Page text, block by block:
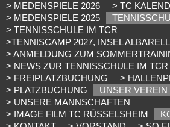
> MEDENSPIELE 2026
> TC
> MEDENSPIELE 2025
> TENNISSCHULE IM TCR
>TENNISCAMP 2027, INSEL
> ANMELDUNG ZUM
> NEWS ZUR TENNISSCHULE IM TCR
> FREIPLATZBUCHUNG
>
> PLATZBUCHUNG
UNSER VEREIN
> UNSERE MANNSCHAFTEN
> IMAGE FILM TC RÜSSELSHEIM